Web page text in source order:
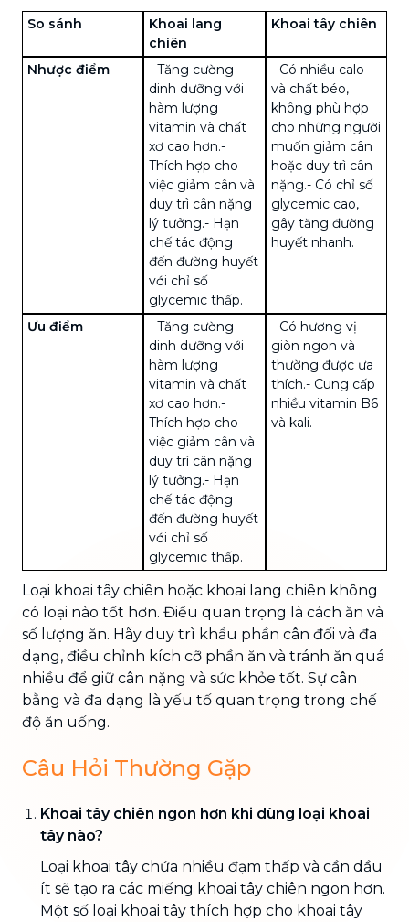
So sánh
Khoai lang
chiên
Khoai tây chiên
Nhược điểm
- Tăng cường
dinh dưỡng với
hàm lượng
vitamin và chất
xơ cao hơn.-
Thích hợp cho
việc giảm cân và
duy trì cân nặng
lý tưởng.- Hạn
chế tác động
đến đường huyết
với chỉ số
glycemic thấp.
- Có nhiều calo
và chất béo,
không phù hợp
cho những người
muốn giảm cân
hoặc duy trì cân
nặng.- Có chỉ số
glycemic cao,
gây tăng đường
huyết nhanh.
Ưu điểm
- Tăng cường
dinh dưỡng với
hàm lượng
vitamin và chất
xơ cao hơn.-
Thích hợp cho
việc giảm cân và
duy trì cân nặng
lý tưởng.- Hạn
chế tác động
đến đường huyết
với chỉ số
glycemic thấp.
- Có hương vị
giòn ngon và
thường được ưa
thích.- Cung cấp
nhiều vitamin B6
và kali.
Loại khoai tây chiên hoặc khoai lang chiên không
có loại nào tốt hơn. Điều quan trọng là cách ăn và
số lượng ăn. Hãy duy trì khẩu phần cân đối và đa
dạng, điều chỉnh kích cỡ phần ăn và tránh ăn quá
nhiều để giữ cân nặng và sức khỏe tốt. Sự cân
bằng và đa dạng là yếu tố quan trọng trong chế
độ ăn uống.
Câu Hỏi Thường Gặp
Khoai tây chiên ngon hơn khi dùng loại khoai
tây nào?
Loại khoai tây chứa nhiều đạm thấp và cần dầu
ít sẽ tạo ra các miếng khoai tây chiên ngon hơn.
Một số loại khoai tây thích hợp cho khoai tây